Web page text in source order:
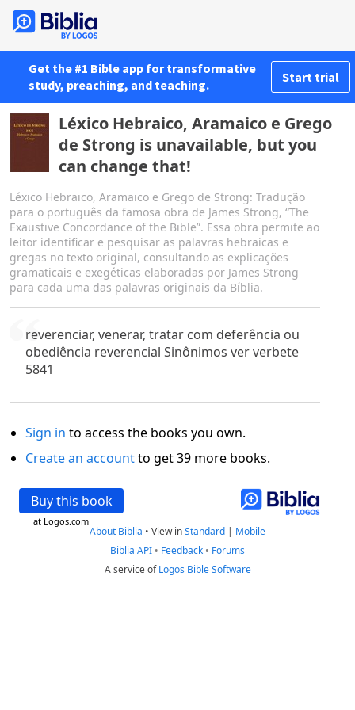
Get the #1 Bible app for transformative
study, preaching, and teaching.
Start trial
Léxico Hebraico, Aramaico e Grego
de Strong is unavailable, but you
can change that!
Léxico Hebraico, Aramaico e Grego de Strong: Tradução
para o português da famosa obra de James Strong, “The
Exaustive Concordance of the Bible”. Essa obra permite ao
leitor identificar e pesquisar as palavras hebraicas e
gregas no texto original, consultando as explicações
gramaticais e exegéticas elaboradas por James Strong
para cada uma das palavras originais da Bíblia.
reverenciar, venerar, tratar com deferência ou
obediência reverencial Sinônimos ver verbete
5841
Sign in to access the books you own.
Create an accountto get 39 more books.
Buy this book
at Logos.com
About Biblia • View inStandard | Mobile
Biblia API • Feedback • Forums
A service ofLogos Bible Software